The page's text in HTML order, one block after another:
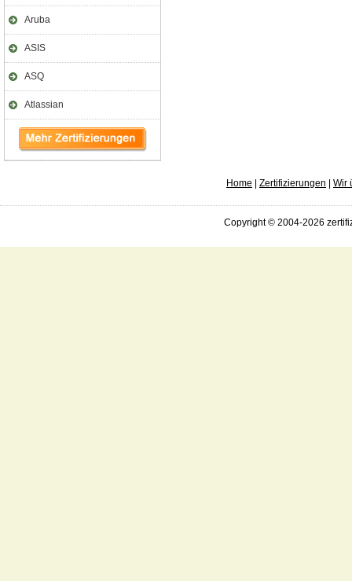
Aruba
ASIS
ASQ
Atlassian
Home Zertifizierungen Wir
Copyright © 2004-2026